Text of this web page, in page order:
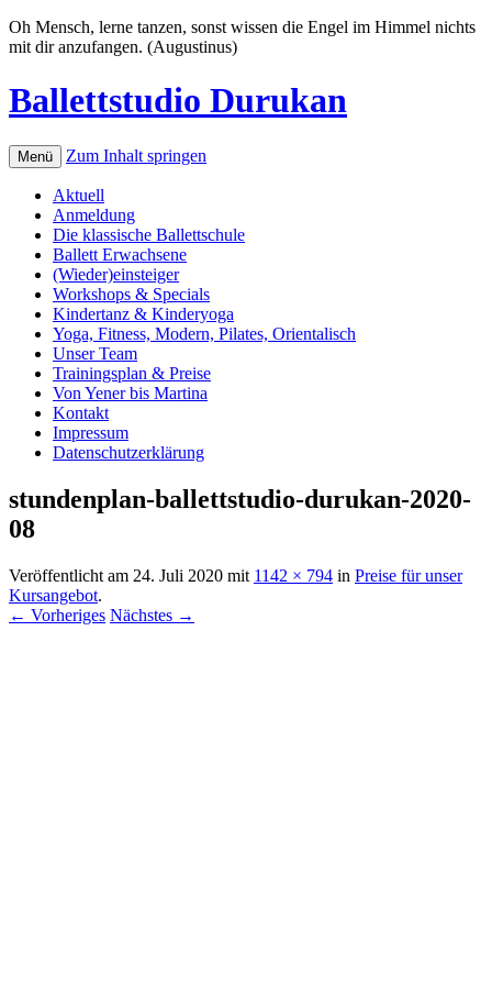
Oh Mensch, lerne tanzen, sonst wissen die Engel im Himmel nichts
mit dir anzufangen. (Augustinus)
Ballettstudio Durukan
Menü Zum Inhalt springen
Aktuell
Anmeldung
Die klassische Ballettschule
Ballett Erwachsene
(Wieder)einsteiger
Workshops & Specials
Kindertanz & Kinderyoga
Yoga, Fitness, Modern, Pilates, Orientalisch
Unser Team
Trainingsplan & Preise
Von Yener bis Martina
Kontakt
Impressum
Datenschutzerklärung
stundenplan-ballettstudio-durukan-2020-
08
Veröffentlicht am 24. Juli 2020 mit 1142 × 794 in Preise für unser
Kursangebot.
← Vorheriges Nächstes →